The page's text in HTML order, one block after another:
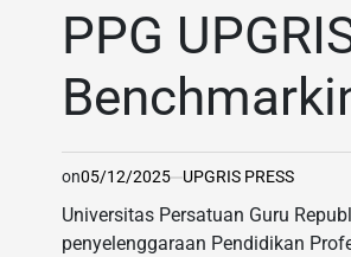
PPG
on05/12/2025 UPGRIS PRESS
Universitas Persatuan Guru
penyelenggaraan Pendidikan